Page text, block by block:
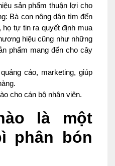
sản phẩm thuận lợi cho
Bà con nông dân tìm đến
họ tự tin ra quyết định mua
hiệu cũng như những
phẩm mang đến cho cây
cáo, marketing, giúp
cho cán bộ nhân viên.
là một
phân bón